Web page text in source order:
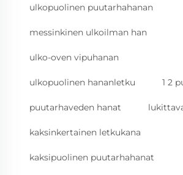
ulkopuolinen puutarhahanan
messinkinen ulkoilman han
ulko-oven vipuhanan
ulkopuolinen hananletku 1 2
puutarhaveden hanat
kaksinkertainen letkukana
kaksipuolinen puutarhahanat